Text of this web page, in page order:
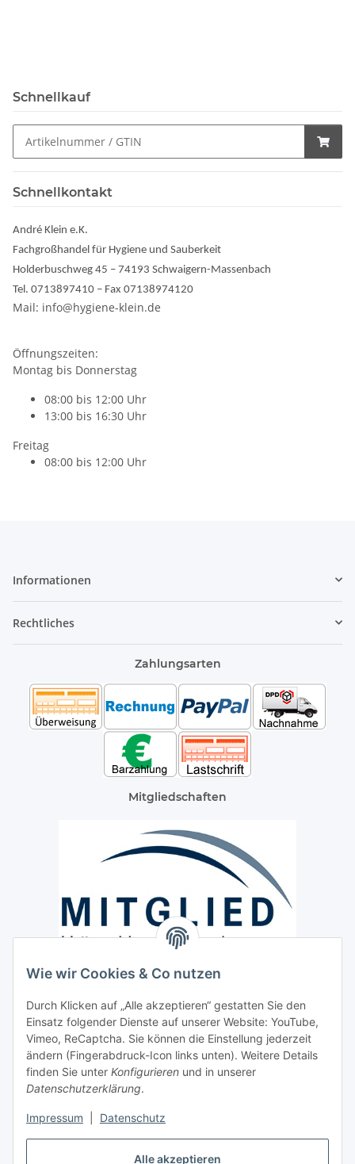
Alle akzeptieren
Wie wir Cookies & Co nutzen
Durch Klicken auf „Alle akzeptieren“ gestatten Sie den
Einsatz folgender Dienste auf unserer Website: YouTube,
Vimeo, ReCaptcha. Sie können die Einstellung jederzeit
ändern (Fingerabdruck-Icon links unten). Weitere Details
finden Sie unter Konfigurieren und in unserer
Datenschutzerklärung.
Impressum Datenschutz
Schnellkauf
Schnellkontakt
André Klein e.K.
Fachgroßhandel für Hygiene und Sauberkeit
Holderbuschweg 45 – 74193 Schwaigern-Massenbach
Tel. 0713897410 – Fax 07138974120
Mail: info@hygiene-klein.de
Öffnungszeiten:
Montag bis Donnerstag
08:00 bis 12:00 Uhr
13:00 bis 16:30 Uhr
Freitag
08:00 bis 12:00 Uhr
Informationen
Rechtliches
Zahlungsarten
Mitgliedschaften
Paketdienst und Spedition
Regionaler Lieferservice im Umkreis von ca. 60 Km
Sicherheit